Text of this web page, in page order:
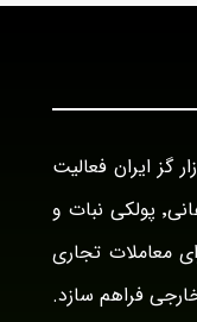
سال ۱۳۹۴ با نام بازار گز ایران فعالیت
خود رو در زمینه ی عرضه گز٬ گز سوهانی٬ پولکی نبات و
معاملات تجاری
فراهم سازد.